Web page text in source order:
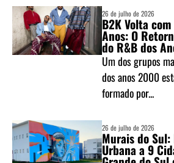
26 de julho de 2026
B2K Volta com
Anos: O
do R&B dos
Um dos grupos
dos anos 2000
formado por...
26 de julho de 2026
Murais do
Urbana a 9